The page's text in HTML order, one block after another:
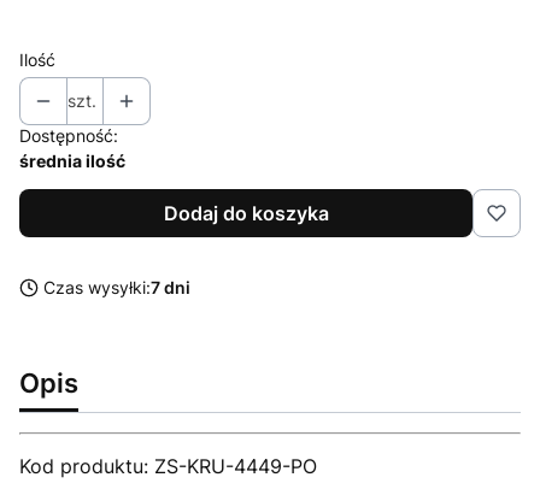
Ilość
szt.
Dostępność:
średnia ilość
Dodaj do koszyka
Czas wysyłki:7 dni
Opis
Kod produktu: ZS-KRU-4449-PO